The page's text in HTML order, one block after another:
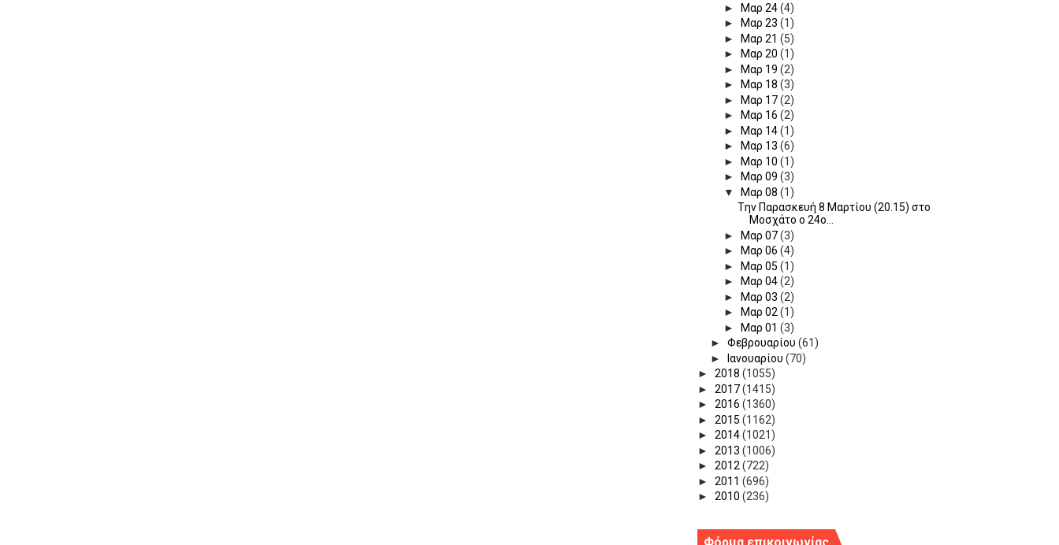
►
Μαρ 24(4)
►
Μαρ 23(1)
►
Μαρ 21(5)
►
Μαρ 20(1)
►
Μαρ 19(2)
►
Μαρ 18(3)
►
Μαρ 17(2)
►
Μαρ 16(2)
►
Μαρ 14(1)
►
Μαρ 13(6)
►
Μαρ 10(1)
►
Μαρ 09(3)
▼
Μαρ 08(1)
Tην Παρασκευή 8 Μαρτίου (20.15) στο
Μοσχάτο ο 24ο...
►
Μαρ 07(3)
►
Μαρ 06(4)
►
Μαρ 05(1)
►
Μαρ 04(2)
►
Μαρ 03(2)
►
Μαρ 02(1)
►
Μαρ 01(3)
►Φεβρουαρίου(61)
►
Ιανουαρίου(70)
► 2018 (1055)
► 2017(1415)
► 2016 (1360)
► 2015 (1162)
► 2014(1021)
► 2013 (1006)
► 2012(722)
► 2011 (696)
► 2010 (236)